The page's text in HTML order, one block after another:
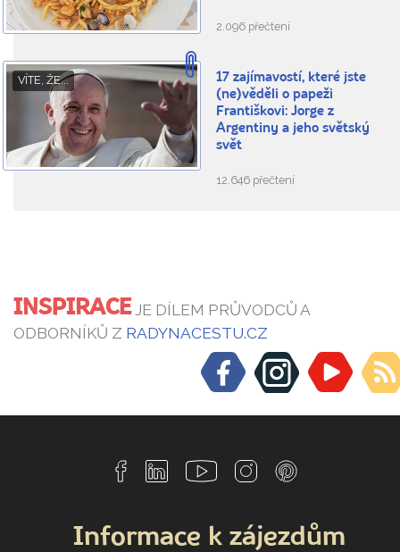
2.096 přečtení
VÍTE, ŽE...
17 zajímavostí, které jste
(ne)věděli o papeži
Františkovi: Jorge z
Argentiny a jeho světský
svět
12.646 přečtení
INSPIRACEJE DÍLEM PRŮVODCŮ A
ODBORNÍKŮ Z RADYNACESTU.CZ
Informace k zájezdům